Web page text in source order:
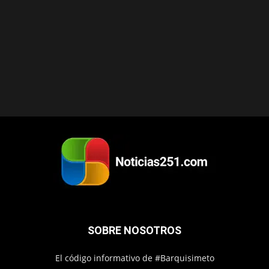
SOBRE NOSOTROS
El código informativo de #Barquisimeto